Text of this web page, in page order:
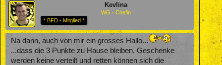
Kevlina
WG - Chefin
* BFD - Mitglied *
Na dann, auch von mir ein grosses Hallo...
...dass die 3 Punkte zu Hause bleiben. Geschenke
werden keine verteilt und retten können sich die